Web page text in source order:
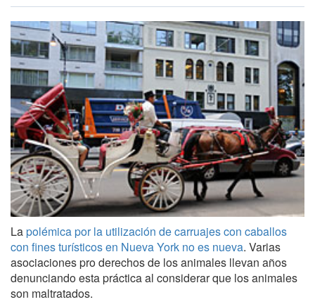
Lapolémica por la utilización de carruajes con caballos
con fines turísticos en Nueva York no es nueva. Varias
asociaciones pro derechos de los animales llevan años
denunciando esta práctica al considerar que los animales
son maltratados.